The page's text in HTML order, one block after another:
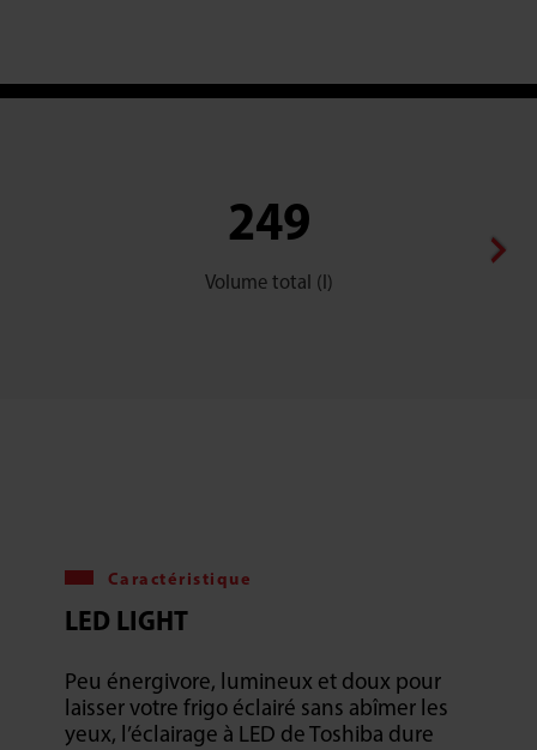
249
Volume total (l)
Caractéristique
LED LIGHT
Peu énergivore, lumineux et doux pour
laisser votre frigo éclairé sans abîmer les
yeux, l’éclairage à LED de Toshiba dure